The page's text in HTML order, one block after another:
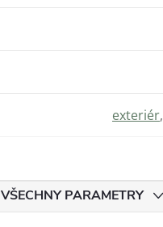
exteriér,
VŠECHNY PARAMETRY